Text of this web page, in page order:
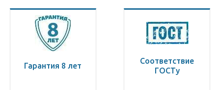
Гарантия 8 лет
Соответствие
ГОСТу